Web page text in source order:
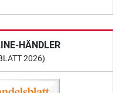
HÄNDLER
2026)